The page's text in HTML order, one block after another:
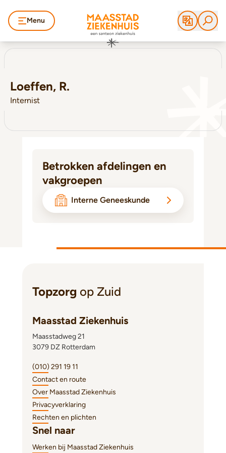
Menu
Loeffen, R.
Internist
Betrokken afdelingen en
vakgroepen
Interne Geneeskunde
Topzorg op Zuid
Maasstad Ziekenhuis
Maasstadweg 21
3079 DZ Rotterdam
(010) 291 19 11
Contact en route
Over Maasstad Ziekenhuis
Privacyverklaring
Rechten en plichten
Snel naar
Werken bij Maasstad Ziekenhuis